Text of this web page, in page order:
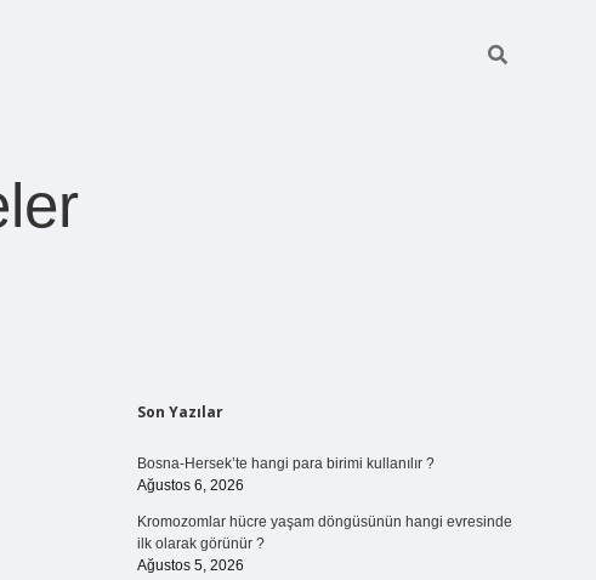
Sidebar
Son Yazılar
Bosna-Hersek’te hangi para birimi kullanılır ?
Ağustos 6, 2026
Kromozomlar hücre yaşam döngüsünün hangi evresinde
ilk olarak görünür ?
Ağustos 5, 2026
ilbet girişhttps://betexpergiris.casino/